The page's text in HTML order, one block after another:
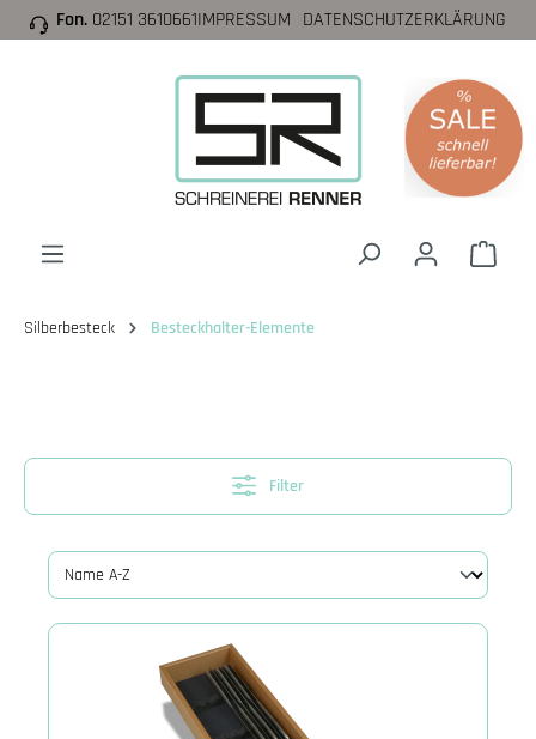
springen
Fon. 02151 3610661IMPRESSUM DATENSCHUTZERKLÄRUNG
Silberbesteck Besteckhalter-Elemente
Filter